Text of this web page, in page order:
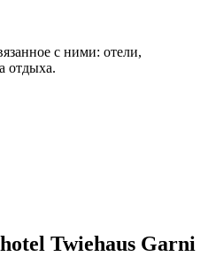
с ними: отели,
отдыха.
Twiehaus Garni